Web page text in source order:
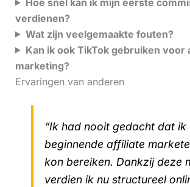
verdienen?
Wat zijn veelgemaakte fouten?
Kan ik ook TikTok gebruiken voor
marketing?
Ervaringen van anderen
“Ik had nooit gedacht dat ik
beginnende affiliate
kon bereiken. Dankzij deze
verdien ik nu structureel